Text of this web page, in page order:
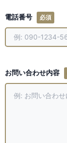
電話番号 必須
お問い合わせ内容